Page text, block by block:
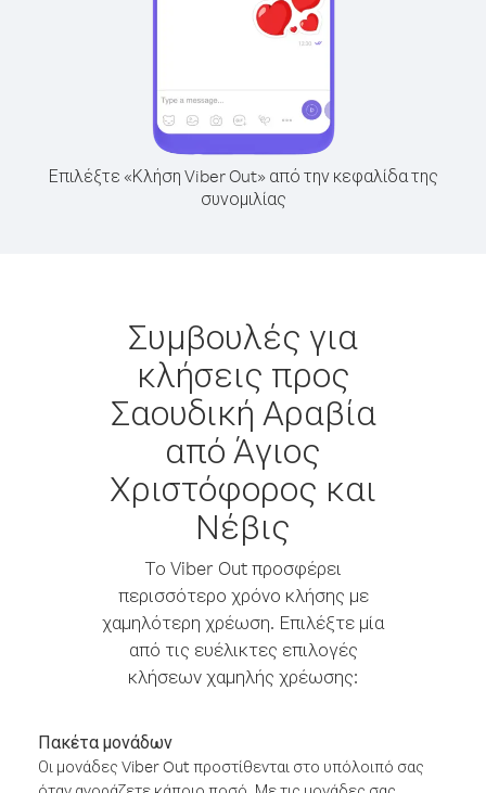
Επιλέξτε «Κλήση Viber Out» από την κεφαλίδα της
συνομιλίας
Συμβουλές για
κλήσεις προς
Σαουδική Αραβία
από Άγιος
Χριστόφορος και
Νέβις
Το Viber Out προσφέρει
περισσότερο χρόνο κλήσης με
χαμηλότερη χρέωση. Επιλέξτε μία
από τις ευέλικτες επιλογές
κλήσεων χαμηλής χρέωσης:
Πακέτα μονάδων
Οι μονάδες Viber Out προστίθενται στο υπόλοιπό σας